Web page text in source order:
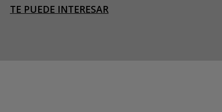
TE PUEDE INTERESAR